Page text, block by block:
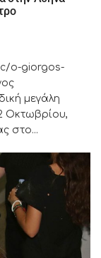
o-giorgos-
μεγάλη
Οκτωβρίου,
στο...